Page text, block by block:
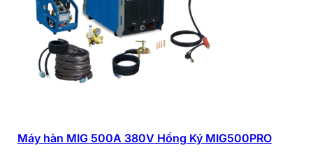
Máy hàn MIG 500A 380V Hồng Ký MIG500PRO